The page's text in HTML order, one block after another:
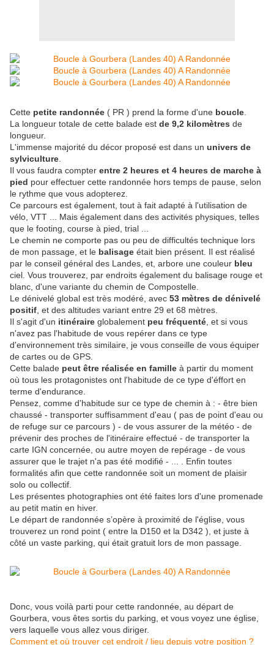
Cette petite randonnée ( PR ) prend la forme d'une boucle
La longueur totale de cette balade est de 9,2 kilomètres de
longueur.
L'immense majorité du décor proposé est dans un univers de
sylviculture
Il vous faudra compter entre 2 heures et 4 heures de marche à
pied pour effectuer cette randonnée hors temps de pause, selon
le rythme que vous adopterez.
Ce parcours est également, tout à fait adapté à l'utilisation de
vélo, VTT ... Mais également dans des activités physiques, telles
que le footing, course à pied, trial ...
Le chemin ne comporte pas ou peu de difficultés technique lors
de mon passage, et le balisage était bien présent. Il est réalisé
par le conseil général des Landes, et, arbore une couleur bleu
ciel. Vous trouverez, par endroits également du balisage rouge et
blanc, d'une variante du chemin de Compostelle.
Le dénivelé global est très modéré, avec 53 mètres de dénivelé
positif , et des altitudes variant entre 29 et 68 mètres.
Il s'agit d'un itinéraire globalement peu fréquenté , et si vous
n'avez pas l'habitude de vous repérer dans ce type
d'environnement très similaire, je vous conseille de vous équiper
de cartes ou de GPS.
Cette balade peut être réalisée en famille à partir du moment
où tous les protagonistes ont l'habitude de ce type d'éffort en
terme d'endurance.
Pensez, comme d'habitude sur ce type de chemin à : - être bien
chaussé - transporter suffisamment d'eau ( pas de point d'eau ou
de refuge sur ce parcours ) - de vous assurer de la météo - de
prévenir des proches de l'itinéraire effectué - de transporter la
carte IGN concernée, ou autre moyen de repérage - de vous
assurer que le trajet n'a pas été modifié - ... . Enfin toutes
formalités afin que cette randonnée soit un moment de plaisir
solo ou collectif.
Les présentes photographies ont été faites lors d'une promenade
au petit matin en hiver.
Le départ de randonnée s’opère à proximité de l'église, vous
trouverez un rond point ( entre la D150 et la D342 ), et juste à
côté un vaste parking, qui était gratuit lors de mon passage.
Donc, vous voilà parti pour cette randonnée, au départ de
Gourbera, vous êtes sortis du parking, et vous voyez une église,
vers laquelle vous allez vous diriger.
Comment et où trouver cet endroit / lieu depuis votre position ?